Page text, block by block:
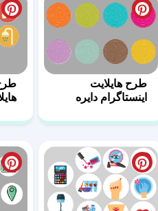
طرح هایلایت
اینستاگرام دایره